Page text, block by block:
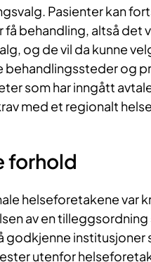
Pasienter kan
få behandling, altså det
og de vil da kunne
behandlingssteder og
som har inngått
med et regionalt
forhold
helseforetakene var
av en tilleggsordning
godkjenne institusjoner
utenfor